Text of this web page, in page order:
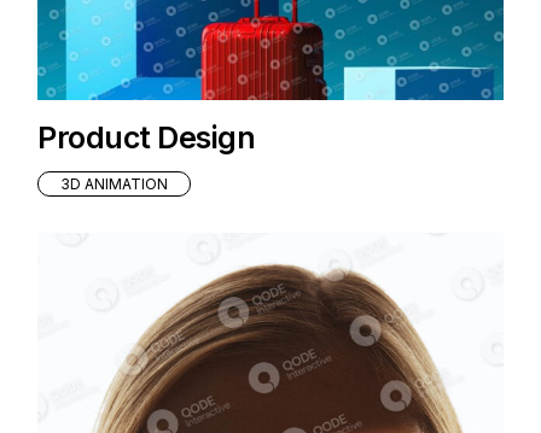
Product Design
3D ANIMATION